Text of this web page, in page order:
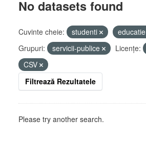
No datasets found
Cuvinte cheie: studenti educatie
Grupuri:
servicii-publice Licenţe:
CSV
Filtrează Rezultatele
Please try another search.